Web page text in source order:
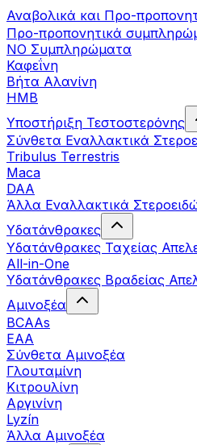
Αναβολικά και Προ-
Προ-προπονητικά
ΝΟ Συμπληρώματα
Καφεΐνη
Βήτα Αλανίνη
HMB
Υποστήριξη Τεστοστερόνης
Σύνθετα Εναλλακτικά
Tribulus Terrestris
Maca
DAA
Άλλα Εναλλακτικά
Υδατάνθρακες
Υδατάνθρακες Ταχείας
All-in-One
Υδατάνθρακες Βραδείας
Αμινοξέα
BCAAs
EAA
Σύνθετα Αμινοξέα
Γλουταμίνη
Κιτρουλίνη
Αργινίνη
Lyzín
Άλλα Αμινοξέα